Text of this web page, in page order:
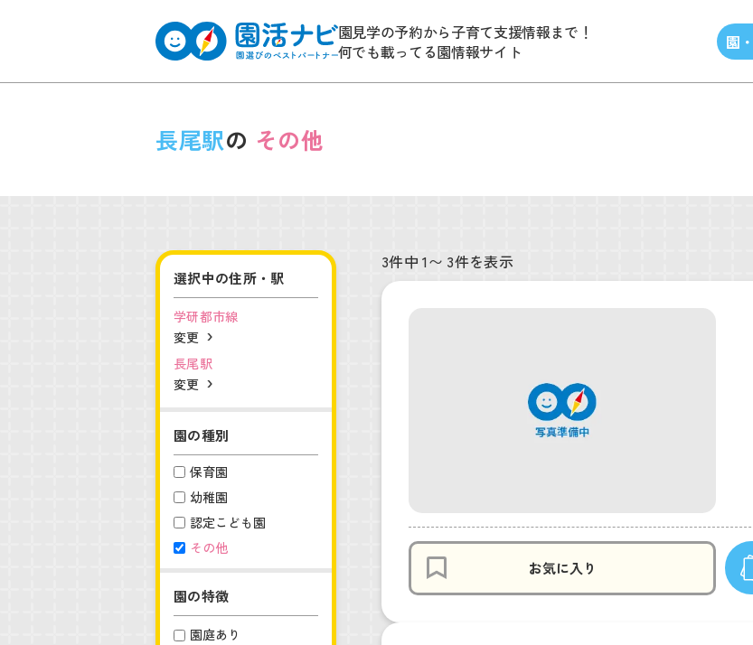
園見学の予約から子育て支援情報まで！
何でも載ってる園情報サイト
園
長尾駅の その他
選択中の住所・駅
学研都市線
変更
長尾駅
変更
園の種別
保育園
幼稚園
認定こども園
その他
園の特徴
園庭あり
3件中 1〜 3件を表示
お気に入り